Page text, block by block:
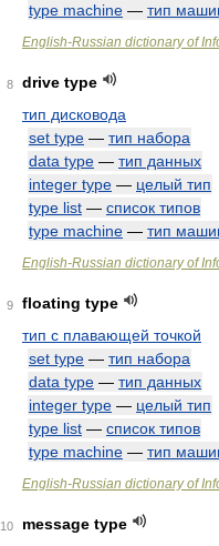
type machine — тип
English-Russian dictionary of
8
drive type
тип дисковода
set type — тип набора
data type — тип данных
integer type — целый тип
type list — список типов
type machine — тип
English-Russian dictionary of
9
floating type
тип с плавающей точкой
set type — тип набора
data type — тип данных
integer type — целый тип
type list — список типов
type machine — тип
English-Russian dictionary of
10
message type